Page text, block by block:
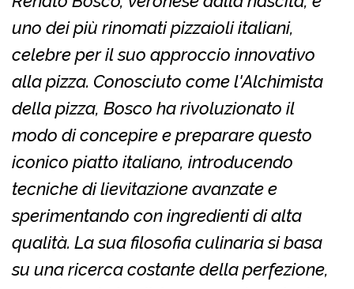
uno dei più rinomati pizzaioli italiani,
celebre per il suo approccio innovativo
alla pizza. Conosciuto come l'Alchimista
della pizza, Bosco ha rivoluzionato il
modo di concepire e preparare questo
iconico piatto italiano, introducendo
tecniche di lievitazione avanzate e
sperimentando con ingredienti di alta
qualità. La sua filosofia culinaria si basa
su una ricerca costante della perfezione,